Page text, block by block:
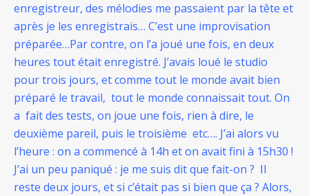
enregistreur, des mélodies me passaient par la tête et
après je les enregistrais… C’est une improvisation
préparée…Par contre, on l’a joué une fois, en deux
heures tout était enregistré. J’avais loué le studio
pour trois jours, et comme tout le monde avait bien
préparé le travail, tout le monde connaissait tout. On
a fait des tests, on joue une fois, rien à dire, le
deuxième pareil, puis le troisième etc…. J’ai alors vu
l’heure : on a commencé à 14h et on avait fini à 15h30 !
J’ai un peu paniqué : je me suis dit que fait-on ? Il
reste deux jours, et si c’était pas si bien que ça ? Alors,